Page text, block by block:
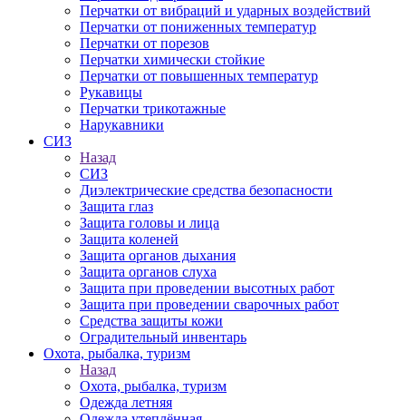
Перчатки от вибраций и ударных воздействий
Перчатки от пониженных температур
Перчатки от порезов
Перчатки химически стойкие
Перчатки от повышенных температур
Рукавицы
Перчатки трикотажные
Нарукавники
СИЗ
Назад
СИЗ
Диэлектрические средства безопасности
Защита глаз
Защита головы и лица
Защита коленей
Защита органов дыхания
Защита органов слуха
Защита при проведении высотных работ
Защита при проведении сварочных работ
Средства защиты кожи
Оградительный инвентарь
Охота, рыбалка, туризм
Назад
Охота, рыбалка, туризм
Одежда летняя